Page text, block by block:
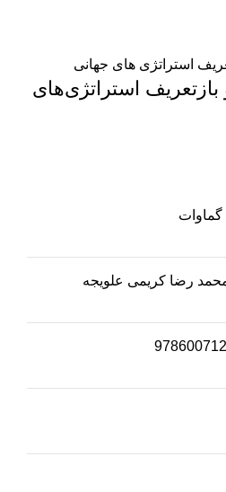
استراتژی‌های
گماوات
رضا کریمی علویجه